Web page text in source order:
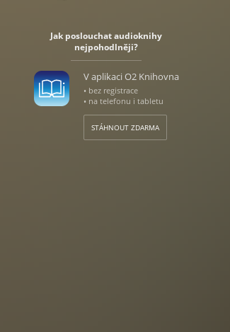
Jak poslouchat audioknihy
nejpohodlněji?
V aplikaci O2 Knihovna
• bez registrace
• na telefonu i tabletu
STÁHNOUT ZDARMA